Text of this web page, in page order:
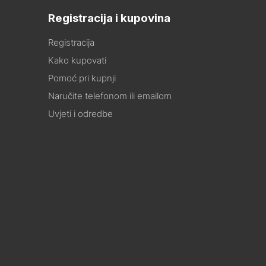
Registracija i kupovina
Registracija
Kako kupovati
Pomoć pri kupnji
Naručite telefonom ili emailom
Uvjeti i odredbe